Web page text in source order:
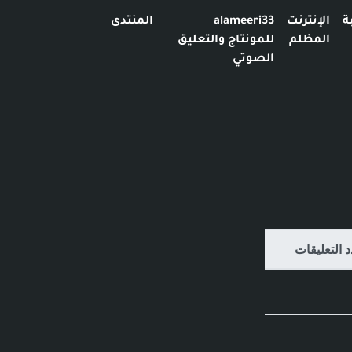
الإنترنت
المظلم
alameeri33
للمونتاج والتعليق
الصوتي
المنتدى
التعليقات
التعليقات
التعليقات